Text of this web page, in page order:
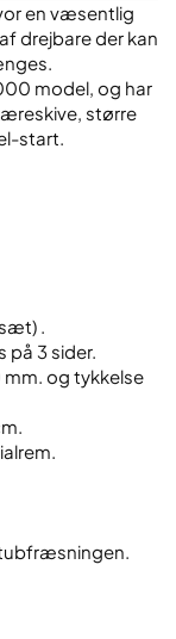
en væsentlig
drejbare der kan
model, og har
større
start.
.
på 3 sider.
og tykkelse